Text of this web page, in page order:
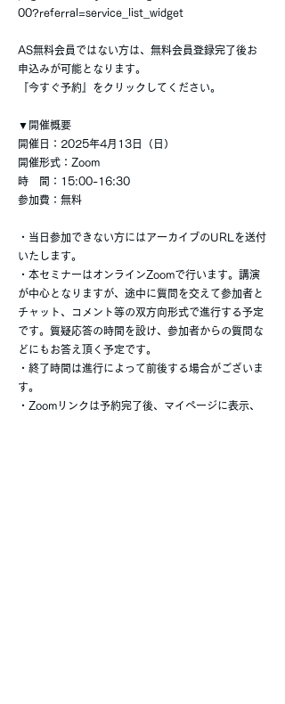
00?referral=service_list_widget
AS無料会員ではない方は、無料会員登録完了後お
申込みが可能となります。
『今すぐ予約』をクリックしてください。
▼開催概要
開催日：2025年4月13日（日）
開催形式：Zoom
時 間：15:00-16:30
参加費：無料
・当日参加できない方にはアーカイブのURLを送付
いたします。
・本セミナーはオンラインZoomで行います。講演
が中心となりますが、途中に質問を交えて参加者と
チャット、コメント等の双方向形式で進行する予定
です。質疑応答の時間を設け、参加者からの質問な
どにもお答え頂く予定です。
・終了時間は進行によって前後する場合がございま
す。
・Zoomリンクは予約完了後、マイページに表示、